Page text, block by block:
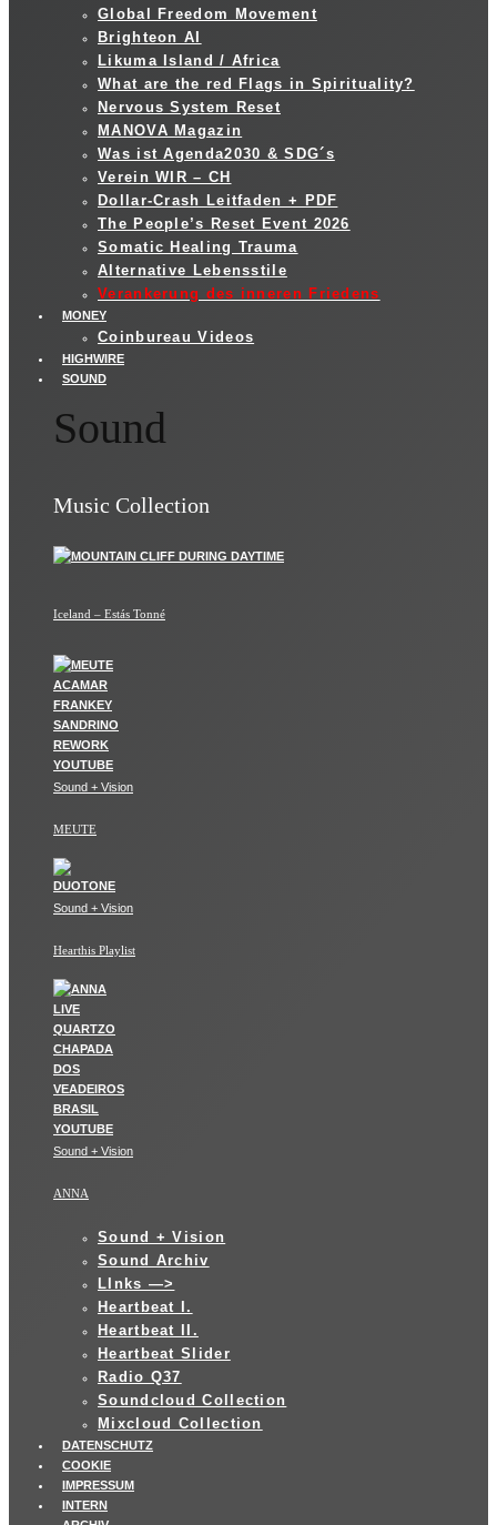
Global Freedom Movement
Brighteon AI
Likuma Island / Africa
What are the red Flags in Spirituality?
Nervous System Reset
MANOVA Magazin
Was ist Agenda2030 & SDG´s
Verein WIR – CH
Dollar-Crash Leitfaden + PDF
The People’s Reset Event 2026
Somatic Healing Trauma
Alternative Lebensstile
Verankerung des inneren Friedens
MONEY
Coinbureau Videos
HIGHWIRE
SOUND
Sound
Music Collection
Iceland – Estás Tonné
Sound + Vision
MEUTE
Sound + Vision
Hearthis Playlist
Sound + Vision
ANNA
Sound + Vision
Sound Archiv
LInks —>
Heartbeat I.
Heartbeat II.
Heartbeat Slider
Radio Q37
Soundcloud Collection
Mixcloud Collection
DATENSCHUTZ
COOKIE
IMPRESSUM
INTERN